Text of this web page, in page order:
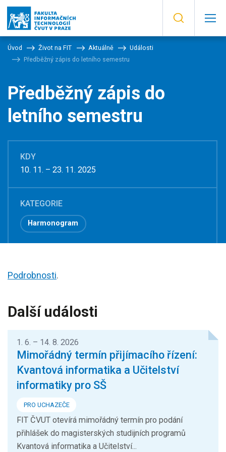
Úvod Život na FIT Aktuálně
Události
Předběžný zápis do letního semestru
Předběžný zápis do
letního semestru
KDY
10. 11. – 23. 11. 2025
KATEGORIE
Harmonogram
Podrobnosti.
Další události
1. 6. – 14. 8. 2026
Mimořádný termín přijímacího řízení:
Kvantová informatika a Učitelství
informatiky pro SŠ
PRO UCHAZEČE
FIT ČVUT otevírá mimořádný termín pro podání
přihlášek do magisterských studijních programů
Kvantová informatika a Učitelství...